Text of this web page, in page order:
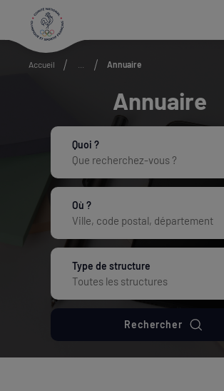
Accueil Annuaire
Annuaire
Quoi ?
Où ?
Type de structure
Toutes les structures
Rechercher
Paramétrer les cookies